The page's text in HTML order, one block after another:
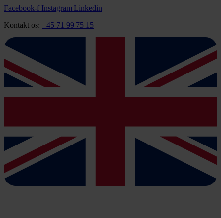
Videre
indhold
Facebook-f Instagram Linkedin
Kontakt os: +45 71 99 75 15